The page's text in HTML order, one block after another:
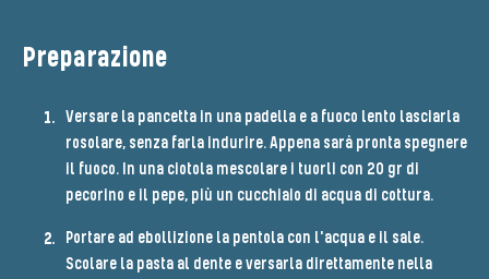
Preparazione
Versare la pancetta in una padella e a fuoco lento lasciarla
rosolare, senza farla indurire. Appena sarà pronta spegnere
il fuoco. In una ciotola mescolare i tuorli con 20 gr di
pecorino e il pepe, più un cucchiaio di acqua di cottura.
Portare ad ebollizione la pentola con l'acqua e il sale.
Scolare la pasta al dente e versarla direttamente nella